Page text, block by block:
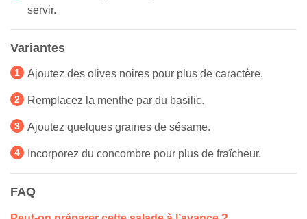
servir.
Variantes
Ajoutez des olives noires pour plus de caractère.
Remplacez la menthe par du basilic.
Ajoutez quelques graines de sésame.
Incorporez du concombre pour plus de fraîcheur.
FAQ